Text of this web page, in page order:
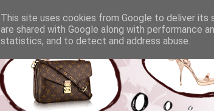
This site uses cookies from Google to deliver its
are shared with Google along with performance
statistics, and to detect and address abuse.